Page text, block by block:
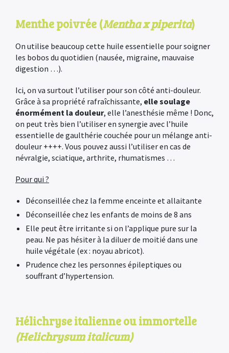
Menthe poivrée (Mentha x piperita)
On utilise beaucoup cette huile essentielle pour soigner
les bobos du quotidien (nausée, migraine, mauvaise
digestion …).
Ici, on va surtout l’utiliser pour son côté anti-douleur.
Grâce à sa propriété rafraîchissante, elle soulage
énormément la douleur, elle l’anesthésie même ! Donc,
on peut très bien l’utiliser en synergie avec l’huile
essentielle de gaulthérie couchée pour un mélange anti-
douleur ++++. Vous pouvez aussi l’utiliser en cas de
névralgie, sciatique, arthrite, rhumatismes …
Pour qui ?
Déconseillée chez la femme enceinte et allaitante
Déconseillée chez les enfants de moins de 8 ans
Elle peut être irritante si on l’applique pure sur la
peau. Ne pas hésiter à la diluer de moitié dans une
huile végétale (ex : noyau abricot).
Prudence chez les personnes épileptiques ou
souffrant d’hypertension.
Hélichryse italienne ou immortelle
(Helichrysum italicum)